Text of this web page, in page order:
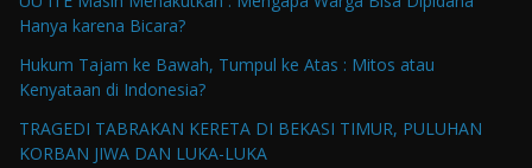
Hanya karena Bicara?
Hukum Tajam ke Bawah, Tumpul ke Atas : Mitos atau
Kenyataan di Indonesia?
TRAGEDI TABRAKAN KERETA DI BEKASI TIMUR, PULUHAN
KORBAN JIWA DAN LUKA-LUKA